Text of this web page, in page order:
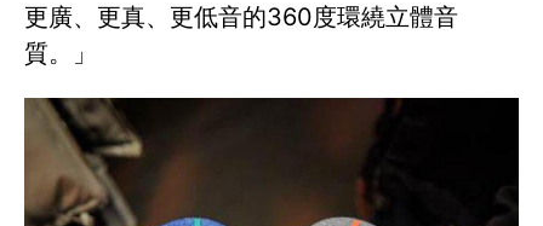
更廣、更真、更低音的360度環繞立體音
質。」